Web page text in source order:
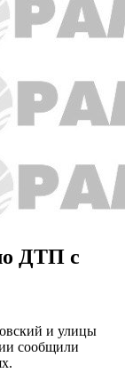
ДТП с
и улицы
сообщили